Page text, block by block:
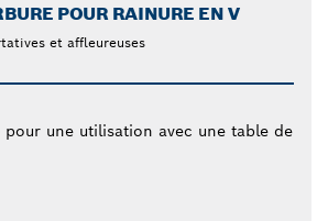
POUR RAINURE EN V
et affleureuses
pour une utilisation avec une table de